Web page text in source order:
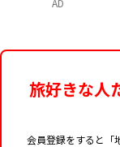
旅好きな人
会員登録をすると「